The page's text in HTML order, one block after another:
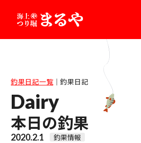
釣果日記一覧｜釣果日記
Dairy
本日の釣果
2020.2.1 釣果情報